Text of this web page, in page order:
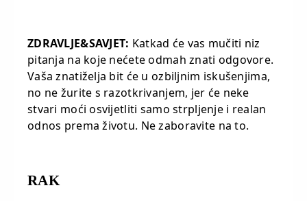
ZDRAVLJE&SAVJET: Katkad će vas mučiti niz
pitanja na koje nećete odmah znati odgovore.
Vaša znatiželja bit će u ozbiljnim iskušenjima,
no ne žurite s razotkrivanjem, jer će neke
stvari moći osvijetliti samo strpljenje i realan
odnos prema životu. Ne zaboravite na to.
RAK